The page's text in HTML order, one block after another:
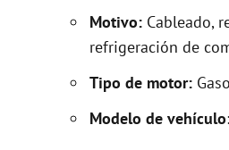
Motivo: Cableado,
refrigeración de
Tipo de motor:
Modelo de